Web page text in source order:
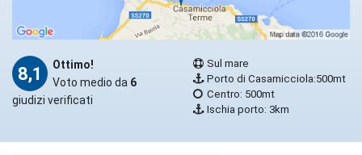
8,1
Ottimo!
Voto medio da 6
giudizi verificati
Sul mare
Porto di Casamicciola:500mt
Centro: 500mt
Ischia porto: 3km